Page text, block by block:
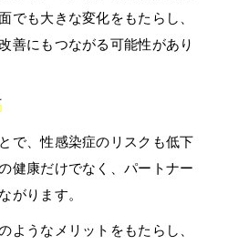
でも大きな変化をもたらし、
善にもつながる可能性があり
で、性感染症のリスクも低下
健康だけでなく、パートナー
がります。
ようなメリットをもたらし、